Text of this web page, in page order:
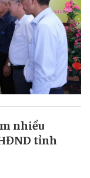
nhiều
tỉnh